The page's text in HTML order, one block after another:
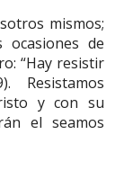
mismos;
de
“Hay resistir
y con su
el seamos